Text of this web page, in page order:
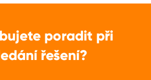
poradit při
řešení?